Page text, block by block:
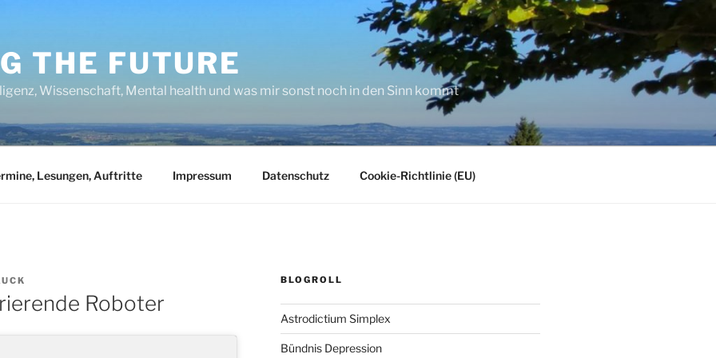
THE FUTURE
Wissenschaft, Mental health und was mir sonst noch in den Sinn kommt
Lesungen, Auftritte Impressum Datenschutz Cookie-Richtlinie (EU)
Roboter
BLOGROLL
Astrodictium Simplex
Bündnis Depression